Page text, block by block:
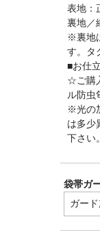
表地：
裏地／
※裏地
す。タ
■お仕
☆ご購
ル防虫
※光の
は多少
下さい。
袋帯ガ